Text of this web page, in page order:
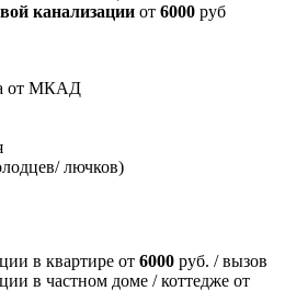
канализации от 6000 руб
от МКАД
лючков)
в квартире от 6000 руб. / вызов
в частном доме / коттедже от